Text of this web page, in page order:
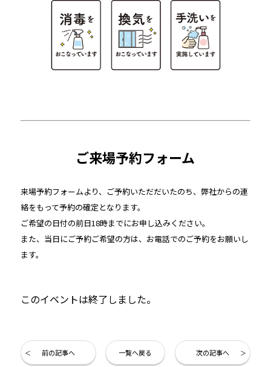
ご来場予約フォーム
来場予約フォームより、ご予約いただだいたのち、弊社からの連
絡をもって予約の確定となります。
ご希望の日付の前日18時までにお申し込みください。
また、当日にご予約ご希望の方は、お電話でのご予約をお願いし
ます。
このイベントは終了しました。
前の記事へ 一覧へ戻る 次の記事へ